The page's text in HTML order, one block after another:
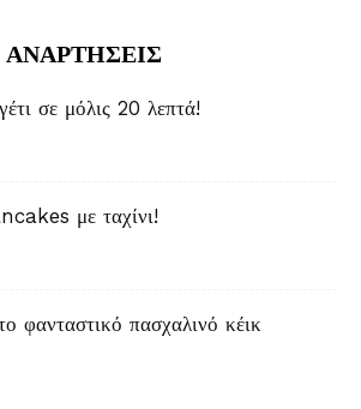
ΑΝΑΡΤΗΣΕΙΣ
σε μόλις 20 λεπτά!
με ταχίνι!
φανταστικό πασχαλινό κέικ